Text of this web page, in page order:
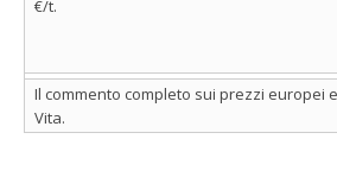
€/t.
Il commento completo sui prezzi europei
Vita.